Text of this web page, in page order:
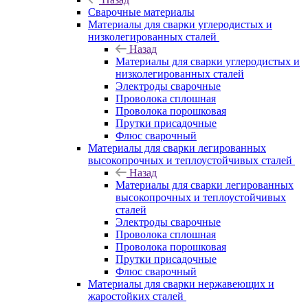
Сварочные материалы
Материалы для сварки углеродистых и
низколегированных сталей
Назад
Материалы для сварки углеродистых и
низколегированных сталей
Электроды сварочные
Проволока сплошная
Проволока порошковая
Прутки присадочные
Флюс сварочный
Материалы для сварки легированных
высокопрочных и теплоустойчивых сталей
Назад
Материалы для сварки легированных
высокопрочных и теплоустойчивых
сталей
Электроды сварочные
Проволока сплошная
Проволока порошковая
Прутки присадочные
Флюс сварочный
Материалы для сварки нержавеющих и
жаростойких сталей